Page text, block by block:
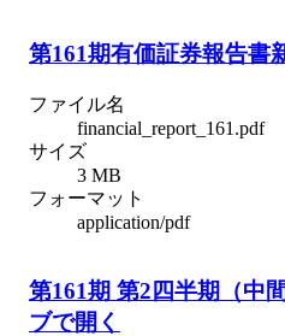
第161期有価証券報告書
ファイル名
financial_report_161.pdf
サイズ
3 MB
フォーマット
application/pdf
第161期 第2四半期（中
ブで開く